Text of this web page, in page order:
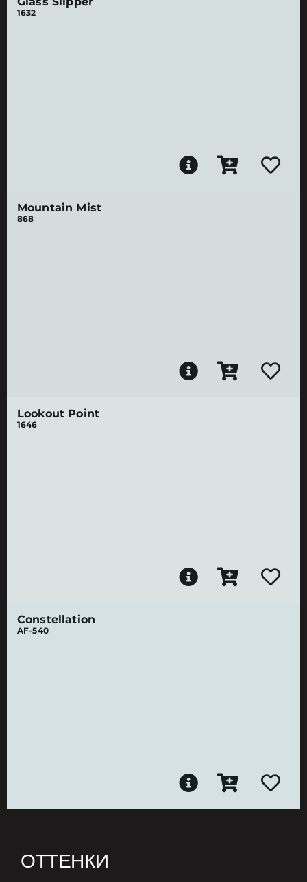
1632
Mountain Mist
868
Lookout Point
1646
Constellation
AF-540
ОТТЕНКИ